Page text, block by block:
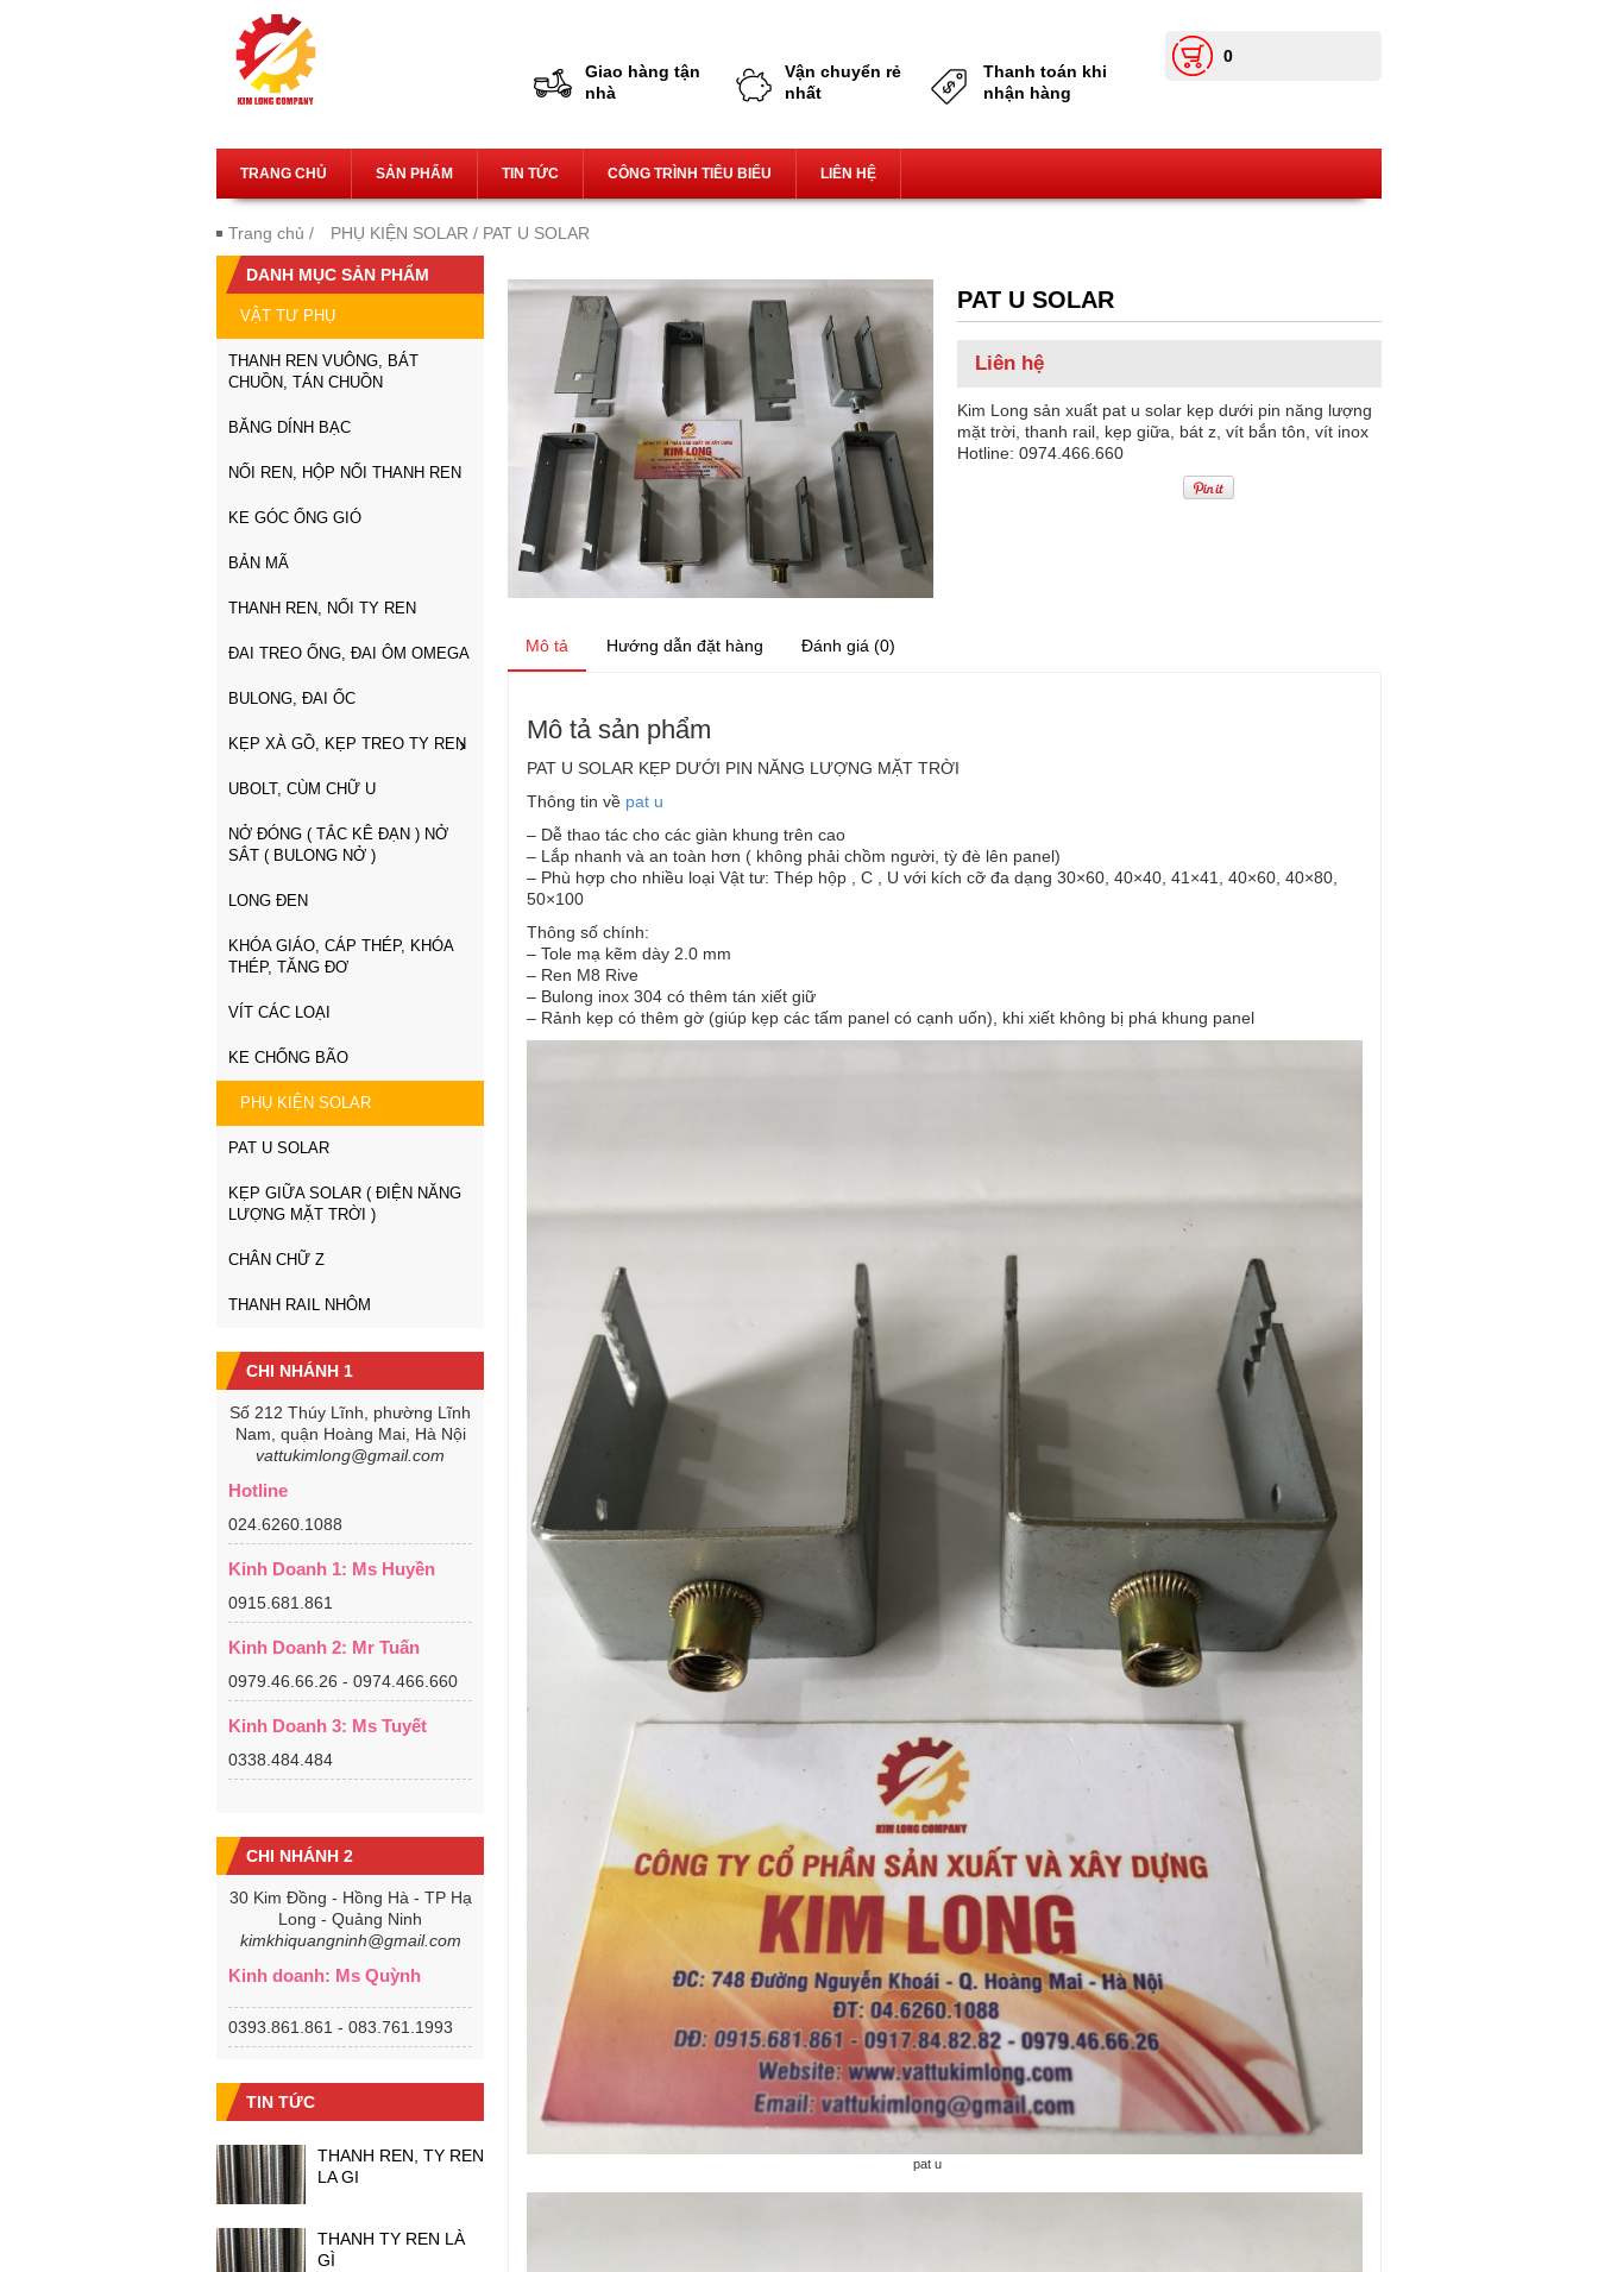
Giao hàng tận
nhà
Vận chuyển rẻ
nhất
Thanh toán khi
nhận hàng
0
TRANG CHỦ SẢN PHẨM TIN TỨC CÔNG TRÌNH TIÊU BIỂU LIÊN HỆ
Trang chủ / PHỤ KIỆN SOLAR / PAT U SOLAR
DANH MỤC SẢN PHẨM
VẬT TƯ PHỤ
THANH REN VUÔNG, BÁT
CHUỒN, TÁN CHUỒN
BĂNG DÍNH BẠC
NỐI REN, HỘP NỐI THANH REN
KE GÓC ỐNG GIÓ
BẢN MÃ
THANH REN, NỐI TY REN
ĐAI TREO ỐNG, ĐAI ÔM OMEGA
BULONG, ĐAI ỐC
KẸP XÀ GỒ, KẸP TREO TY REN
UBOLT, CÙM CHỮ U
NỞ ĐÓNG ( TẮC KÊ ĐẠN ) NỞ
SẮT ( BULONG NỞ )
LONG ĐEN
KHÓA GIÁO, CÁP THÉP, KHÓA
THÉP, TĂNG ĐƠ
VÍT CÁC LOẠI
KE CHỐNG BÃO
PHỤ KIỆN SOLAR
PAT U SOLAR
KẸP GIỮA SOLAR ( ĐIỆN NĂNG
LƯỢNG MẶT TRỜI )
CHÂN CHỮ Z
THANH RAIL NHÔM
CHI NHÁNH 1
Số 212 Thúy Lĩnh, phường Lĩnh
Nam, quận Hoàng Mai, Hà Nội
vattukimlong@gmail.com
Hotline
024.6260.1088
Kinh Doanh 1: Ms Huyền
0915.681.861
Kinh Doanh 2: Mr Tuấn
0979.46.66.26 - 0974.466.660
Kinh Doanh 3: Ms Tuyết
0338.484.484
CHI NHÁNH 2
30 Kim Đồng - Hồng Hà - TP Hạ
Long - Quảng Ninh
kimkhiquangninh@gmail.com
Kinh doanh: Ms Quỳnh
0393.861.861 - 083.761.1993
TIN TỨC
THANH REN, TY REN
LA GI
THANH TY REN LÀ
GÌ
PAT U SOLAR
Liên hệ
Kim Long sản xuất pat u solar kẹp dưới pin năng lượng
mặt trời, thanh rail, kẹp giữa, bát z, vít bắn tôn, vít inox
Hotline: 0974.466.660
Mô tả Hướng dẫn đặt hàng Đánh giá (0)
Mô tả sản phẩm
PAT U SOLAR KẸP DƯỚI PIN NĂNG LƯỢNG MẶT TRỜI
Thông tin về pat u
– Dễ thao tác cho các giàn khung trên cao
– Lắp nhanh và an toàn hơn ( không phải chồm người, tỳ đè lên panel)
– Phù hợp cho nhiều loại Vật tư: Thép hộp , C , U với kích cỡ đa dạng 30×60, 40×40, 41×41, 40×60, 40×80,
50×100
Thông số chính:
– Tole mạ kẽm dày 2.0 mm
– Ren M8 Rive
– Bulong inox 304 có thêm tán xiết giữ
– Rảnh kẹp có thêm gờ (giúp kẹp các tấm panel có cạnh uốn), khi xiết không bị phá khung panel
pat u